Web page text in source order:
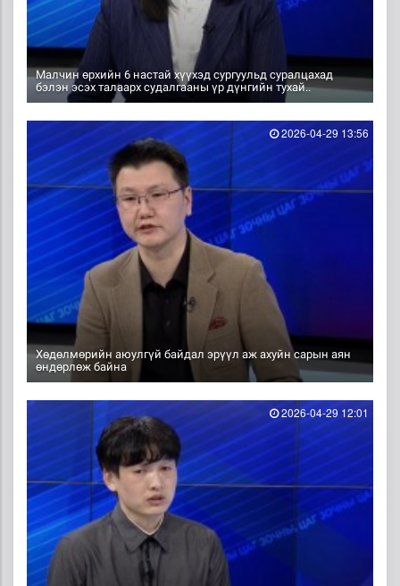
Малчин өрхийн 6 настай хүүхэд сургуульд суралцахад
бэлэн эсэх талаарх судалгааны үр дүнгийн тухай..
Хөдөлмөрийн аюулгүй байдал эрүүл аж ахуйн сарын аян
өндөрлөж байна
2026-04-29 13:56
2026-04-29 12:01